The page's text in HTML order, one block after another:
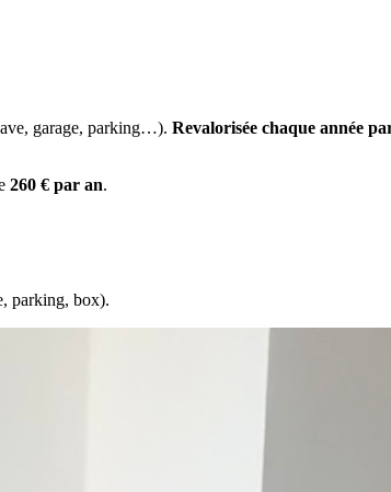
garage, parking…). Revalorisée chaque année
260 € par an.
parking, box).